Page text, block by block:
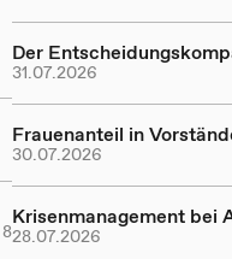
8
Der
31.07.2026
Frauenanteil in
30.07.2026
Krisenmanagement bei
28.07.2026